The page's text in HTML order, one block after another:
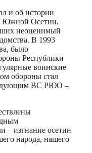
и об истории
Южной Осетии,
неоценимый
В 1993
было
Республики
воинские
обороны стал
ВС РЮО –
– изгнание осетин
народа, нашего